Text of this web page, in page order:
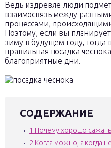
Ведь издревле люди
взаимосвязь между
процессами,
Поэтому, если вы
зиму в будущем году, тогда
правильная посадка
благоприятные дни.
СОДЕРЖАНИЕ
1 Почему хорошо
2 Когда можно, а когда